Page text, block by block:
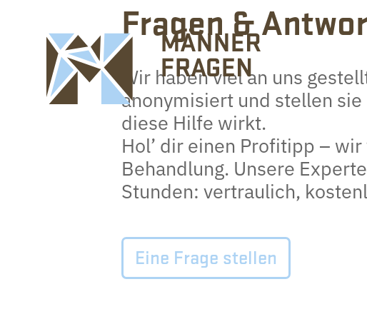
Fragen &
Wir haben viel an uns
anonymisiert und stellen
diese Hilfe wirkt.
Hol’ dir einen Profitipp –
Behandlung. Unsere
Stunden: vertraulich,
Eine Frage stellen